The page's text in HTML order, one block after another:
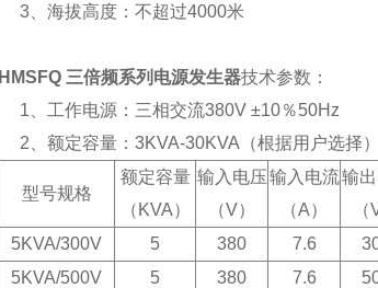
3、海拔高度：不超过4000米
HMSFQ 三倍频系列电源发生器技术参数：
1、工作电源：三相交流380V ±10％50Hz
2、额定容量：3KVA-30KVA（根据用户选择）
型号规格
额定容量
（KVA）
输入电压
（V）
输入电流
（A）
输
（
5KVA/300V
5 380 7.6
5KVA/500V
5 380 7.6